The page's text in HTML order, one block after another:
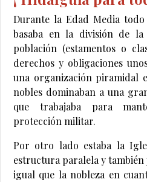
Durante la Edad Media
basaba en la división de
población (estamentos o
derechos y obligaciones
una organización piramidal
nobles dominaban a una
que trabajaba para
protección militar.
Por otro lado estaba la
estructura paralela y también
igual que la nobleza en